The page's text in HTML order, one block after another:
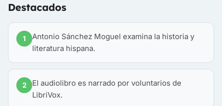
Destacados
1
Antonio Sánchez Moguel examina la historia y
literatura hispana.
2
El audiolibro es narrado por voluntarios de
LibriVox.